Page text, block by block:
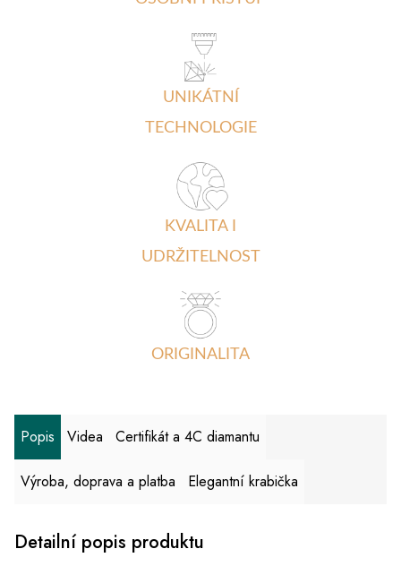
UNIKÁTNÍ
TECHNOLOGIE
KVALITA I
UDRŽITELNOST
ORIGINALITA
Popis Videa Certifikát a 4C diamantu
Výroba, doprava a platba Elegantní krabička
Detailní popis produktu